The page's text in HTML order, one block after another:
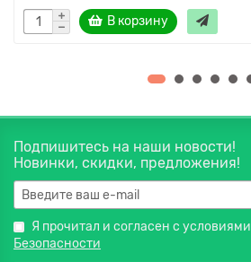
В корзину
Подпишитесь на наши новости!
Новинки, скидки, предложения!
Я прочитал и согласен с условиями
Безопасности